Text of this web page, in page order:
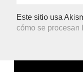
Este sitio usa
cómo se procesan